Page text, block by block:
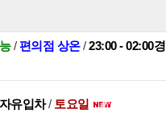
/편의점 상온/23:00 - 02:00경
유입차/ 토요일